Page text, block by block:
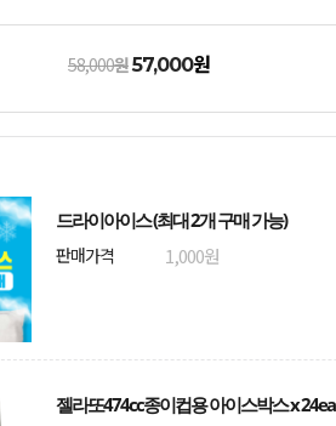
58,000원57,000원
드라이아이스 (최대 2개 구매 가능)
판매가격
1,000원
젤라또474cc종이컵용 아이스박스 x 24ea